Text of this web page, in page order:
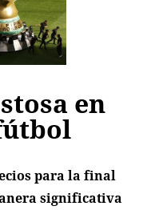
en
para la final
significativa